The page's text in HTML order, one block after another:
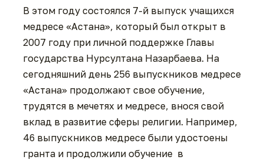
В этом году состоялся 7-й выпуск учащихся
медресе «Астана», который был открыт в
2007 году при личной поддержке Главы
государства Нурсултана Назарбаева. На
сегодняшний день 256 выпускников медресе
«Астана» продолжают свое обучение,
трудятся в мечетях и медресе, внося свой
вклад в развитие сферы религии. Например,
46 выпускников медресе были удостоены
гранта и продолжили обучение в